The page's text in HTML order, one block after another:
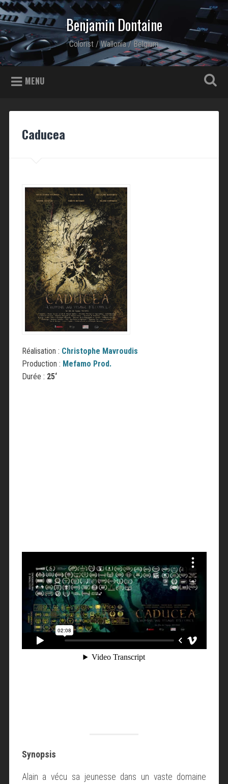
Skip to content
Search
Benjamin Dontaine
Colorist / Wallonia / Belgium
MENU
Caducea
Réalisation : Christophe Mavroudis
Production : Mefamo Prod.
Durée : 25‘
Synopsis
Alain a vécu sa jeunesse dans un vaste domaine